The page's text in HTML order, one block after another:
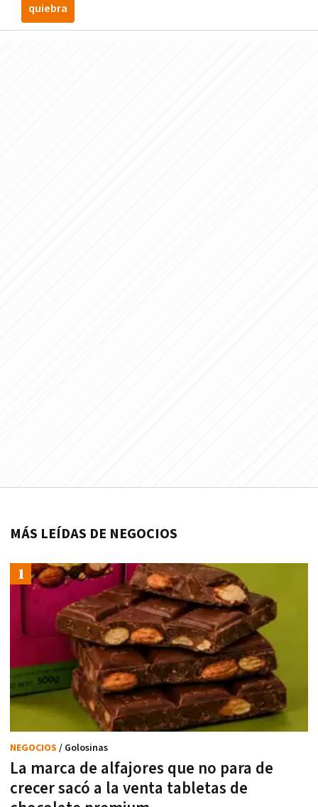
quiebra
MÁS LEÍDAS DE NEGOCIOS
La marca de alfajores que no para de
crecer sacó a la venta tabletas de
NEGOCIOS / Golosinas